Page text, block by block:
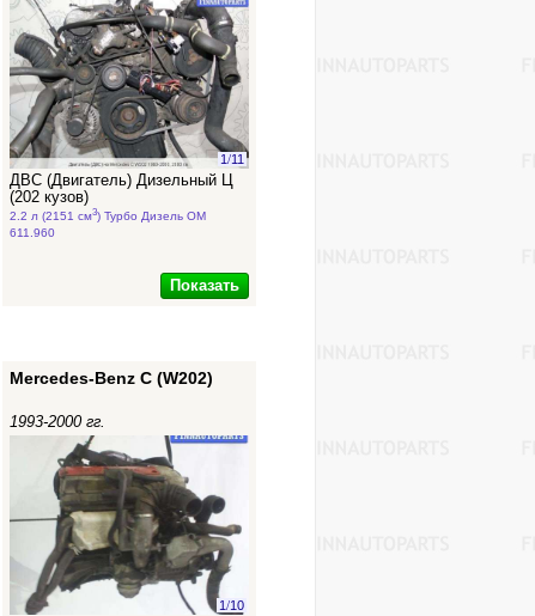
1/11
ДВС (Двигатель) Дизельный Ц
(202 кузов)
2.2 л (2151 см3) Турбо Дизель OM
611.960
Показать
Mercedes-Benz C (W202)
1993-2000 гг.
1/10